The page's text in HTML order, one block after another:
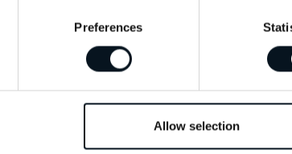
Preferences
Allow selection
Och självklart gäller det
eller företagsbil.
och Kia.
verkstad lagar vi
att renovera AC-
alla tillbehör här.